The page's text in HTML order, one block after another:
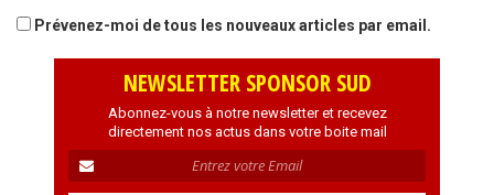
Prévenez-moi de tous les nouveaux articles par email.
NEWSLETTER SPONSOR SUD
Abonnez-vous à notre newsletter et recevez
directement nos actus dans votre boite mail